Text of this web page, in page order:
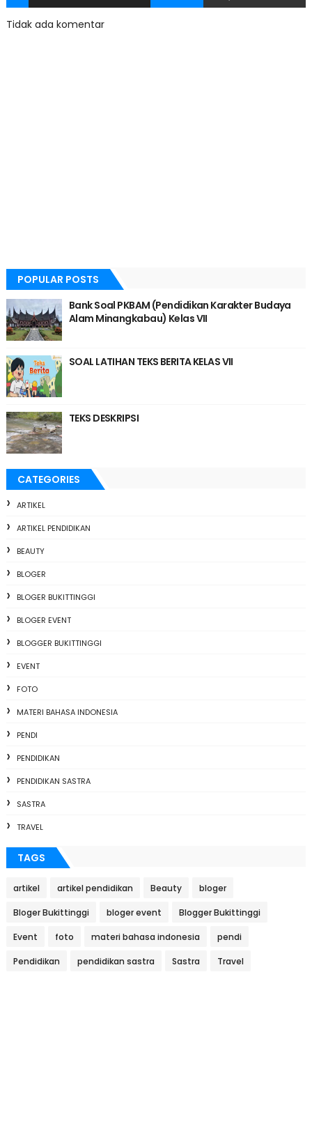
Tidak ada komentar
POPULAR POSTS
Bank Soal PKBAM (Pendidikan Karakter Budaya
Alam Minangkabau) Kelas VII
SOAL LATIHAN TEKS BERITA KELAS VII
TEKS DESKRIPSI
CATEGORIES
ARTIKEL
ARTIKEL PENDIDIKAN
BEAUTY
BLOGER
BLOGER BUKITTINGGI
BLOGER EVENT
BLOGGER BUKITTINGGI
EVENT
FOTO
MATERI BAHASA INDONESIA
PENDI
PENDIDIKAN
PENDIDIKAN SASTRA
SASTRA
TRAVEL
TAGS
artikel artikel pendidikan Beauty bloger
Bloger Bukittinggi bloger event Blogger Bukittinggi
Event foto materi bahasa indonesia pendi
Pendidikan pendidikan sastra Sastra Travel